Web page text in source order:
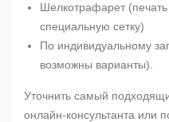
Шелкотрафарет
специальную сетку)
По индивидуальному
возможны варианты).
Уточнить самый
онлайн-консультанта или